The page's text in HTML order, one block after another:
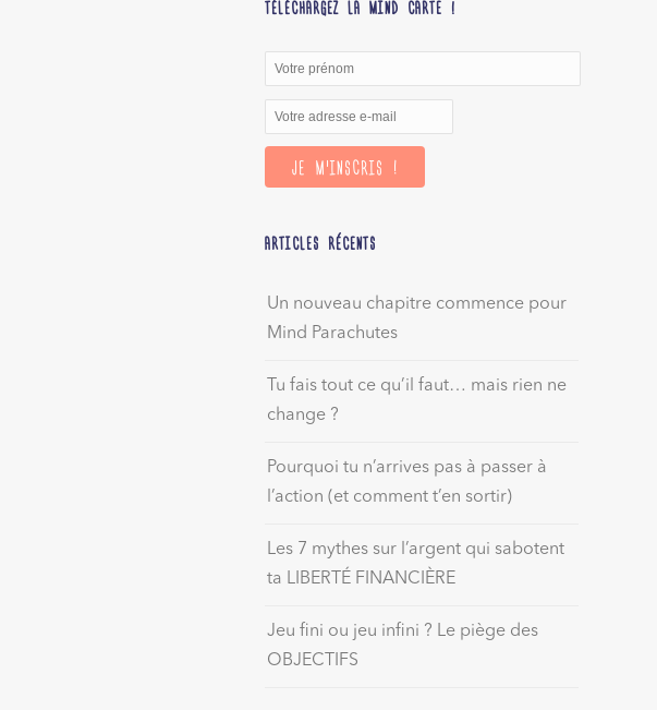
TÉLÉCHARGEZ LA MIND CARTE !
ARTICLES RÉCENTS
Un nouveau chapitre commence pour
Mind Parachutes
Tu fais tout ce qu’il faut… mais rien ne
change ?
Pourquoi tu n’arrives pas à passer à
l’action (et comment t’en sortir)
Les 7 mythes sur l’argent qui sabotent
ta LIBERTÉ FINANCIÈRE
Jeu fini ou jeu infini ? Le piège des
OBJECTIFS